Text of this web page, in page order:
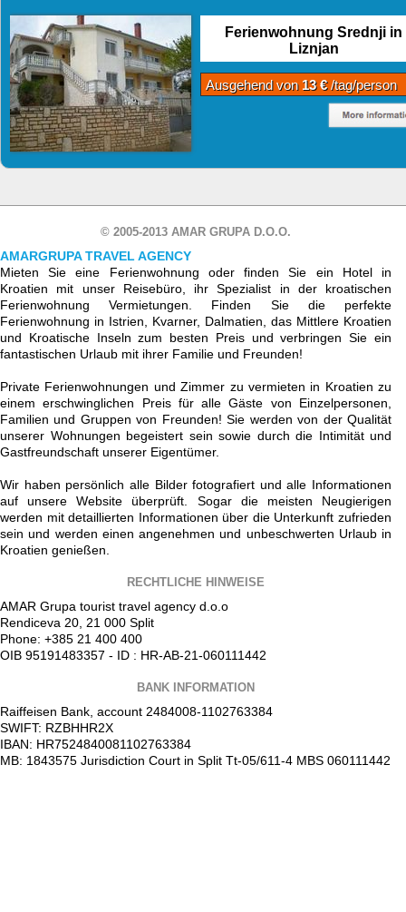
Ferienwohnung Srednji in
Liznjan
Ausgehend von 13 €/tag/person
© 2005-2013 AMAR GRUPA D.O.O.
AMARGRUPA TRAVEL AGENCY
Mieten Sie eine Ferienwohnung oder finden Sie ein Hotel in
Kroatien mit unser Reisebüro, ihr Spezialist in der kroatischen
Ferienwohnung Vermietungen. Finden Sie die perfekte
Ferienwohnung in Istrien, Kvarner, Dalmatien, das Mittlere Kroatien
und Kroatische Inseln zum besten Preis und verbringen Sie ein
fantastischen Urlaub mit ihrer Familie und Freunden!
Private Ferienwohnungen und Zimmer zu vermieten in Kroatien zu
einem erschwinglichen Preis für alle Gäste von Einzelpersonen,
Familien und Gruppen von Freunden! Sie werden von der Qualität
unserer Wohnungen begeistert sein sowie durch die Intimität und
Gastfreundschaft unserer Eigentümer.
Wir haben persönlich alle Bilder fotografiert und alle Informationen
auf unsere Website überprüft. Sogar die meisten Neugierigen
werden mit detaillierten Informationen über die Unterkunft zufrieden
sein und werden einen angenehmen und unbeschwerten Urlaub in
Kroatien genießen.
RECHTLICHE HINWEISE
AMAR Grupa tourist travel agency d.o.o
Rendiceva 20, 21 000 Split
Phone: +385 21 400 400
OIB 95191483357 - ID : HR-AB-21-060111442
BANK INFORMATION
Raiffeisen Bank, account 2484008-1102763384
SWIFT: RZBHHR2X
IBAN: HR7524840081102763384
MB: 1843575 Jurisdiction Court in Split Tt-05/611-4 MBS 060111442